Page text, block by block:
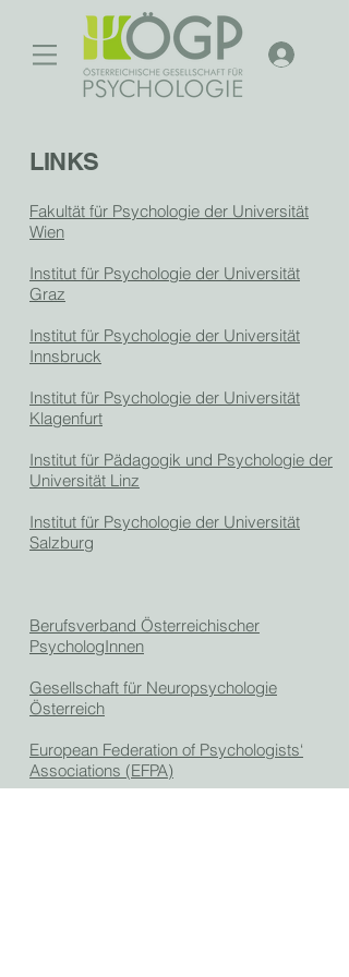
LINKS
Fakultät für Psychologie der Universität
Wien
Institut für Psychologie der Universität
Graz
Institut für Psychologie der Universität
Innsbruck
Institut für Psychologie der Universität
Klagenfurt
Institut für Pädagogik und Psychologie der
Universität Linz
Institut für Psychologie der Universität
Salzburg
Berufsverband Österreichischer
PsychologInnen
Gesellschaft für Neuropsychologie
Österreich
European Federation of Psychologists‘
Associations (EFPA)